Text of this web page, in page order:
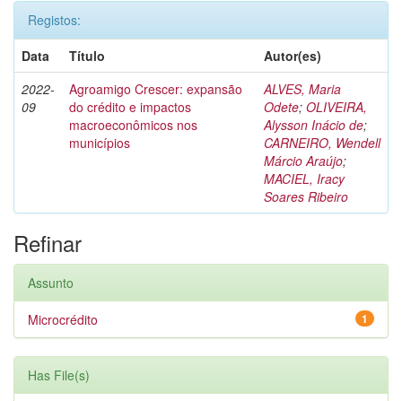
Registos:
Data
Título
Autor(es)
2022-
09
Agroamigo Crescer: expansão
do crédito e impactos
macroeconômicos nos
municípios
ALVES, Maria
Odete; OLIVEIRA,
Alysson Inácio de;
CARNEIRO, Wendell
Márcio Araújo;
MACIEL, Iracy
Soares Ribeiro
Refinar
Assunto
1
Microcrédito
Has File(s)